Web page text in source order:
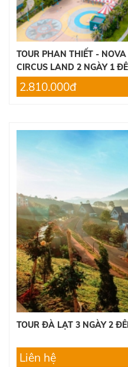
TOUR PHAN THIẾT -
CIRCUS LAND 2 NGÀY 1
2.810.000đ
TOUR ĐÀ LẠT 3 NGÀY 2
Liên hệ